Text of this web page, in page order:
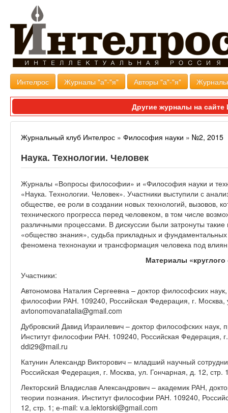
Интелрос Журналы "а"-"я" Авторы "а"-"я"
Другие журналы на
Журнальный клуб Интелрос » Философия науки » №2, 2015
Наука. Технологии. Человек
Журналы «Вопросы философии» и «Философия науки и
«Наука. Технологии. Человек». Участники выступили с
обществе, ее роли в создании новых технологий, вызовов,
технического прогресса перед человеком, в том числе
различными процессами. В дискуссии были затронуты
«общество знания», судьба прикладных и
феномена технонауки и трансформация человека под
Материалы «круглого
Участники:
Автономова Наталия Сергеевна – доктор философских
философии РАН. 109240, Российская Федерация, г. Москва,
avtonomovanatalia@gmail.com
Дубровский Давид Израилевич – доктор философских наук,
Институт философии РАН. 109240, Российская Федерация,
ddi29@mail.ru
Катунин Александр Викторович – младший научный
Российская Федерация, г. Москва, ул. Гончарная, д. 12,
Лекторский Владислав Александрович – академик РАН,
теории познания. Институт философии РАН. 109240,
12, стр. 1; е-mail: v.a.lektorski@gmail.com